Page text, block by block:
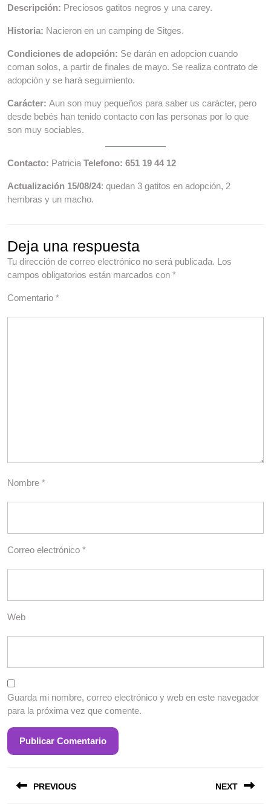
Descripción: Preciosos gatitos negros y una carey.
Historia: Nacieron en un camping de Sitges.
Condiciones de adopción: Se darán en adopcion cuando
coman solos, a partir de finales de mayo. Se realiza contrato de
adopción y se hará seguimiento.
Carácter: Aun son muy pequeños para saber us carácter, pero
desde bebés han tenido contacto con las personas por lo que
son muy sociables.
Contacto: Patricia Telefono: 651 19 44 12
Actualización 15/08/24: quedan 3 gatitos en adopción, 2
hembras y un macho.
Deja una respuesta
Tu dirección de correo electrónico no será publicada. Los
campos obligatorios están marcados con *
Comentario *
Nombre *
Correo electrónico *
Web
Guarda mi nombre, correo electrónico y web en este navegador
para la próxima vez que comente.
de
PREVIOUS NEXT